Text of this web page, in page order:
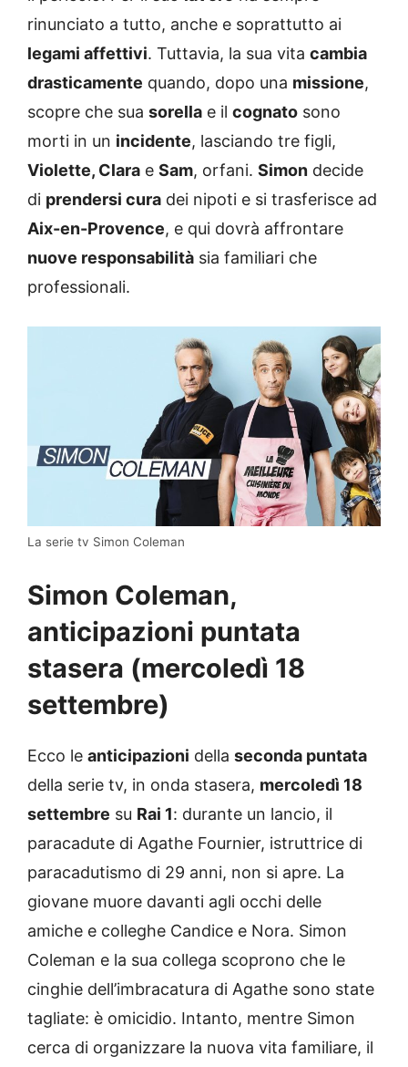
rinunciato a tutto, anche e soprattutto ai
legami affettivi. Tuttavia, la sua vita cambia
drasticamente quando, dopo una missione,
scopre che sua sorella e il cognato sono
morti in un incidente, lasciando tre figli,
Violette, Clara e Sam, orfani. Simon decide
di prendersi cura dei nipoti e si trasferisce ad
Aix-en-Provence, e qui dovrà affrontare
nuove responsabilità sia familiari che
professionali.
La serie tv Simon Coleman
Simon Coleman,
anticipazioni puntata
stasera (mercoledì 18
settembre)
Ecco le anticipazioni della seconda puntata
della serie tv, in onda stasera, mercoledì 18
settembre su Rai 1: durante un lancio, il
paracadute di Agathe Fournier, istruttrice di
paracadutismo di 29 anni, non si apre. La
giovane muore davanti agli occhi delle
amiche e colleghe Candice e Nora. Simon
Coleman e la sua collega scoprono che le
cinghie dell’imbracatura di Agathe sono state
tagliate: è omicidio. Intanto, mentre Simon
cerca di organizzare la nuova vita familiare, il